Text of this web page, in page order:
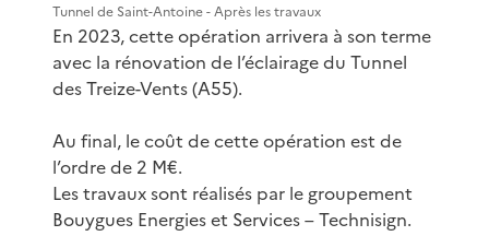
Tunnel de Saint-Antoine - Après les travaux
En 2023, cette opération arrivera à son terme
avec la rénovation de l’éclairage du Tunnel
des Treize-Vents (A55).
Au final, le coût de cette opération est de
l’ordre de 2 M€.
Les travaux sont réalisés par le groupement
Bouygues Energies et Services – Technisign.